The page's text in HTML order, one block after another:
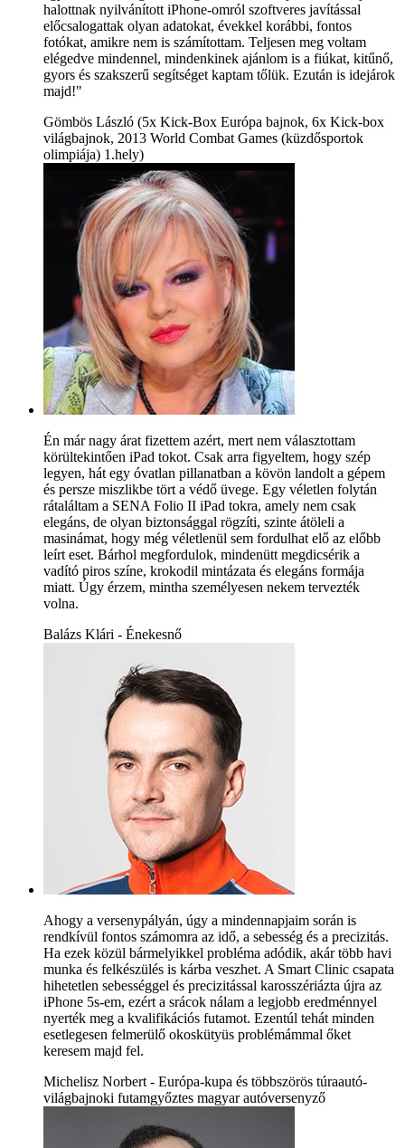
halottnak nyilvánított iPhone-omról szoftveres javítással
előcsalogattak olyan adatokat, évekkel korábbi, fontos
fotókat, amikre nem is számítottam. Teljesen meg voltam
elégedve mindennel, mindenkinek ajánlom is a fiúkat, kitűnő,
gyors és szakszerű segítséget kaptam tőlük. Ezután is idejárok
majd!"
Gömbös László (5x Kick-Box Európa bajnok, 6x Kick-box
világbajnok, 2013 World Combat Games (küzdősportok
olimpiája) 1.hely)
Én már nagy árat fizettem azért, mert nem választottam
körültekintően iPad tokot. Csak arra figyeltem, hogy szép
legyen, hát egy óvatlan pillanatban a kövön landolt a gépem
és persze miszlikbe tört a védő üvege. Egy véletlen folytán
rátaláltam a SENA Folio II iPad tokra, amely nem csak
elegáns, de olyan biztonsággal rögzíti, szinte átöleli a
masinámat, hogy még véletlenül sem fordulhat elő az előbb
leírt eset. Bárhol megfordulok, mindenütt megdicsérik a
vadító piros színe, krokodil mintázata és elegáns formája
miatt. Úgy érzem, mintha személyesen nekem tervezték
volna.
Balázs Klári - Énekesnő
Ahogy a versenypályán, úgy a mindennapjaim során is
rendkívül fontos számomra az idő, a sebesség és a precizitás.
Ha ezek közül bármelyikkel probléma adódik, akár több havi
munka és felkészülés is kárba veszhet. A Smart Clinic csapata
hihetetlen sebességgel és precizitással karosszériázta újra az
iPhone 5s-em, ezért a srácok nálam a legjobb eredménnyel
nyerték meg a kvalifikációs futamot. Ezentúl tehát minden
esetlegesen felmerülő okoskütyüs problémámmal őket
keresem majd fel.
Michelisz Norbert - Európa-kupa és többszörös túraautó-
világbajnoki futamgyőztes magyar autóversenyző